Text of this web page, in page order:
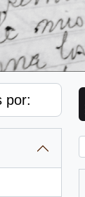
por: